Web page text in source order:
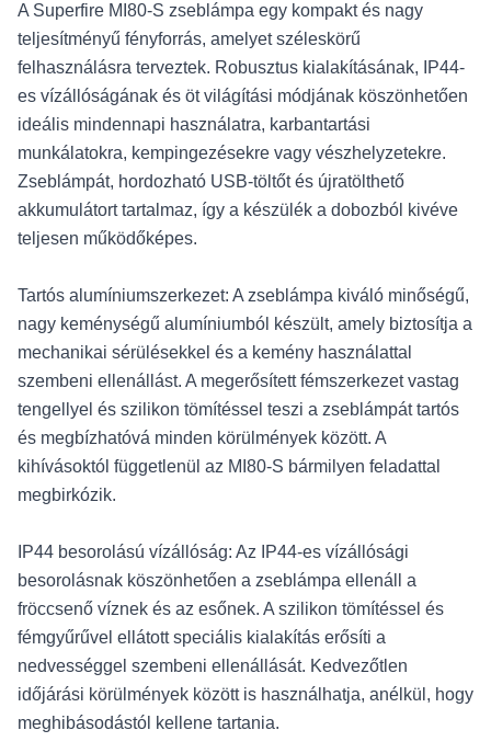
A Superfire MI80-S zseblámpa egy kompakt és nagy
teljesítményű fényforrás, amelyet széleskörű
felhasználásra terveztek. Robusztus kialakításának, IP44-
es vízállóságának és öt világítási módjának köszönhetően
ideális mindennapi használatra, karbantartási
munkálatokra, kempingezésekre vagy vészhelyzetekre.
Zseblámpát, hordozható USB-töltőt és újratölthető
akkumulátort tartalmaz, így a készülék a dobozból kivéve
teljesen működőképes.
Tartós alumíniumszerkezet: A zseblámpa kiváló minőségű,
nagy keménységű alumíniumból készült, amely biztosítja a
mechanikai sérülésekkel és a kemény használattal
szembeni ellenállást. A megerősített fémszerkezet vastag
tengellyel és szilikon tömítéssel teszi a zseblámpát tartós
és megbízhatóvá minden körülmények között. A
kihívásoktól függetlenül az MI80-S bármilyen feladattal
megbirkózik.
IP44 besorolású vízállóság: Az IP44-es vízállósági
besorolásnak köszönhetően a zseblámpa ellenáll a
fröccsenő víznek és az esőnek. A szilikon tömítéssel és
fémgyűrűvel ellátott speciális kialakítás erősíti a
nedvességgel szembeni ellenállását. Kedvezőtlen
időjárási körülmények között is használhatja, anélkül, hogy
meghibásodástól kellene tartania.